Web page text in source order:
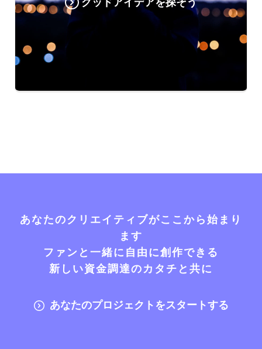
あなたのクリエイティブがここから始まり
ます
ファンと一緒に自由に創作できる
新しい資金調達のカタチと共に
あなたのプロジェクトをスタートする